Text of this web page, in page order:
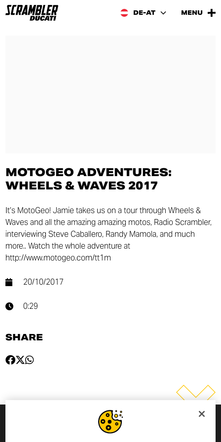
DE-AT MENU
MOTOGEO ADVENTURES:
WHEELS & WAVES 2017
It’s MotoGeo! Jamie takes us on a tour through Wheels &
Waves and all the amazing amazing motos, Radio Scrambler,
interviewing Steve Caballero, Randy Mamola, and much
more.. Watch the whole adventure at
http://www.motogeo.com/tt1m
20/10/2017
0:29
SHARE
MELDE DICH ZUM NEWSLETTER